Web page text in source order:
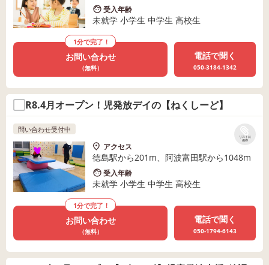
受入年齢
未就学 小学生 中学生 高校生
1分で完了！
お問い合わせ
（無料）
電話で聞く
050-3184-1342
R8.4月オープン！児発放デイの【ねくしーど】
リストに
保存
問い合わせ受付中
アクセス
徳島駅から201m、阿波富田駅から1048m
受入年齢
未就学 小学生 中学生 高校生
1分で完了！
お問い合わせ
（無料）
電話で聞く
050-1794-6143